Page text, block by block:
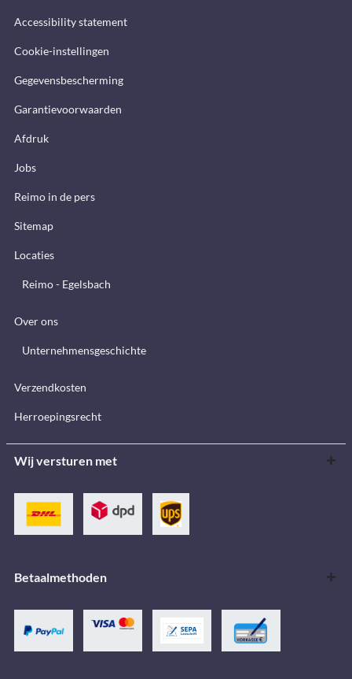
Accessibility statement
Cookie-instellingen
Gegevensbescherming
Garantievoorwaarden
Afdruk
Jobs
Reimo in de pers
Sitemap
Locaties
Reimo - Egelsbach
Over ons
Unternehmensgeschichte
Verzendkosten
Herroepingsrecht
Wij versturen met
Betaalmethoden